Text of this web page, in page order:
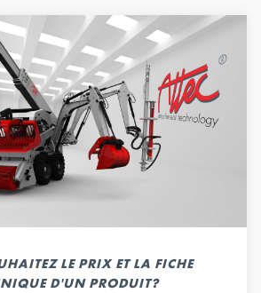
LE PRIX ET LA FICHE
D'UN PRODUIT?